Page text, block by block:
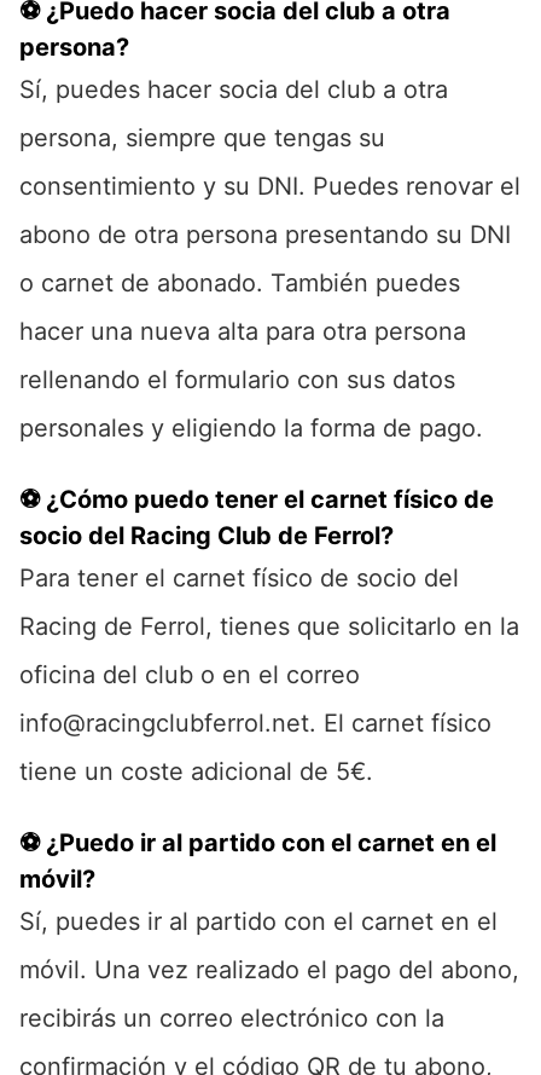
⚽ ¿Puedo hacer socia del club a otra
persona?
Sí, puedes hacer socia del club a otra
persona, siempre que tengas su
consentimiento y su DNI. Puedes renovar el
abono de otra persona presentando su DNI
o carnet de abonado. También puedes
hacer una nueva alta para otra persona
rellenando el formulario con sus datos
personales y eligiendo la forma de pago.
⚽ ¿Cómo puedo tener el carnet físico de
socio del Racing Club de Ferrol?
Para tener el carnet físico de socio del
Racing de Ferrol, tienes que solicitarlo en la
oficina del club o en el correo
info@racingclubferrol.net. El carnet físico
tiene un coste adicional de 5€.
⚽ ¿Puedo ir al partido con el carnet en el
móvil?
Sí, puedes ir al partido con el carnet en el
móvil. Una vez realizado el pago del abono,
recibirás un correo electrónico con la
confirmación y el código QR de tu abono,